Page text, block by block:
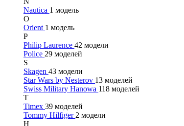
Nautica 1 модель
O
Orient 1 модель
P
Philip Laurence 42 модели
Police 29 моделей
S
Skagen 43 модели
Star Wars by Nesterov 13 моделей
Swiss Military Hanowa 118 моделей
T
Timex 39 моделей
Tommy Hilfiger 2 модели
Н